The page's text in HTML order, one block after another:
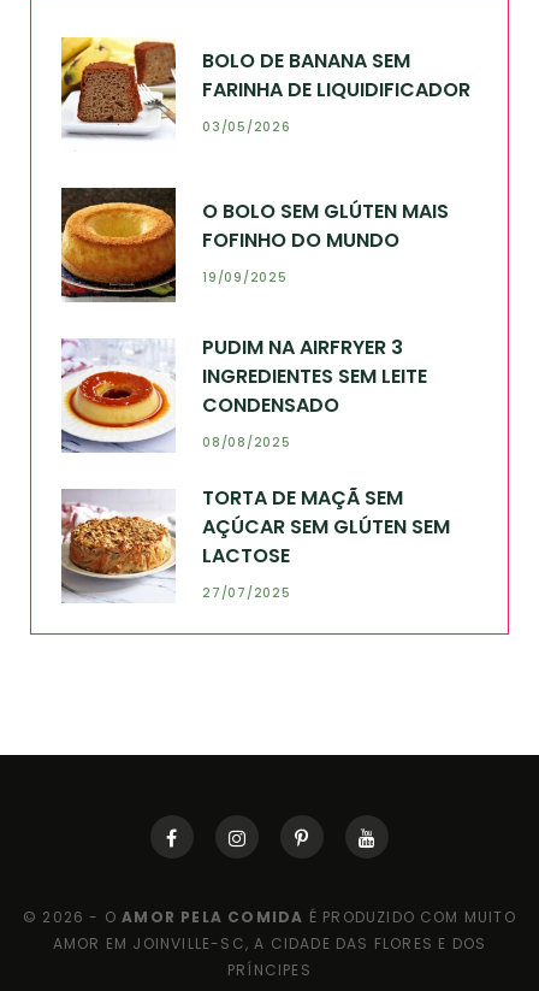
BOLO DE BANANA SEM
FARINHA DE LIQUIDIFICADOR
03/05/2026
O BOLO SEM GLÚTEN MAIS
FOFINHO DO MUNDO
19/09/2025
PUDIM NA AIRFRYER 3
INGREDIENTES SEM LEITE
CONDENSADO
08/08/2025
TORTA DE MAÇÃ SEM
AÇÚCAR SEM GLÚTEN SEM
LACTOSE
27/07/2025
© 2026 - OAMOR PELA COMIDA É PRODUZIDO COM MUITO
AMOR EM JOINVILLE-SC, A CIDADE DAS FLORES E DOS
PRÍNCIPES